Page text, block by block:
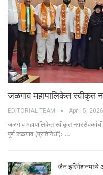
जळगाव महापालिकेत स्वीकृत
EDITORIAL TEAM Apr 15, 2026
जळगाव महापालिकेत स्वीकृत नगरसेवकांची
पूर्ण जळगाव (प्रतिनिधी):-…
जैन इरिगेशनमध्ये